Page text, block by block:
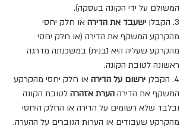
המשולם על ידי הקונה בעסקה).
3. הקבלן
ישעבד את הדירה או חלק יחסי
מהקרקע המשקף את הדירה (או חלק יחסי
מהקרקע שעליה היא נבנית) במשכנתה מדרגה
ראשונה לטובת הקונה.
4. הקבלן
ירשום על הדירה או חלק יחסי מהקרקע
המשקף את הדירה הערת אזהרה לטובת הקונה
ובלבד שלא רשומים על הדירה או החלק היחסי
מהקרקע שעבודים או הערות הגוברים על ההערה.